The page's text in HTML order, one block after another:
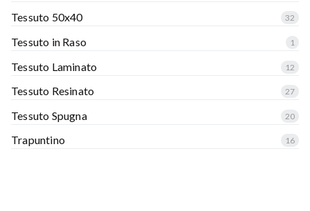
Tessuto 50x40 32
Tessuto in Raso 1
Tessuto Laminato 12
Tessuto Resinato 27
Tessuto Spugna 20
Trapuntino 16